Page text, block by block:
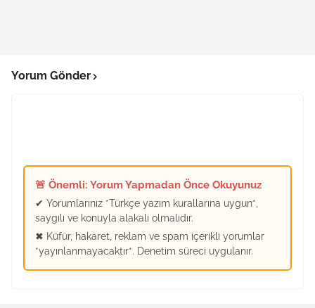
Yorum Gönder
🚨 Önemli: Yorum Yapmadan Önce Okuyunuz
✔ Yorumlarınız *Türkçe yazım kurallarına uygun*,
saygılı ve konuyla alakalı olmalıdır.
✖ Küfür, hakaret, reklam ve spam içerikli yorumlar
*yayınlanmayacaktır*. Denetim süreci uygulanır.